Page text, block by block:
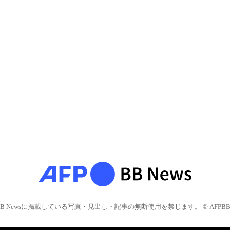
Newsに掲載している写真・見出し・記事の無断使用を禁じます。 © AFPBB